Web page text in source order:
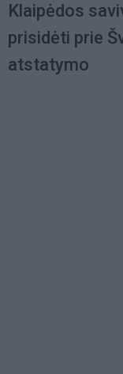
Klaipėdos
prisidėti prie
atstatymo